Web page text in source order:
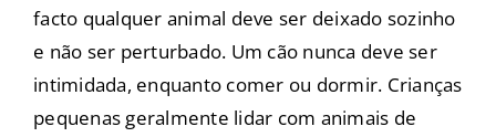
facto qualquer animal deve ser deixado sozinho
e não ser perturbado. Um cão nunca deve ser
intimidada, enquanto comer ou dormir. Crianças
pequenas geralmente lidar com animais de